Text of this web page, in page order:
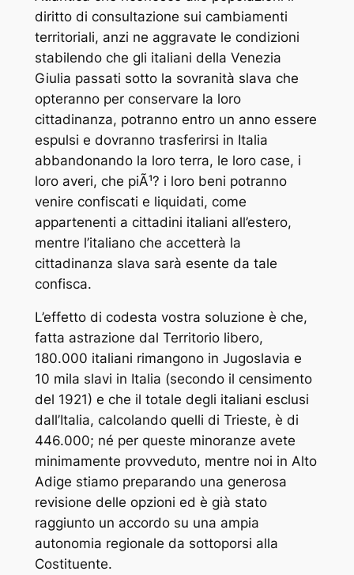
diritto di consultazione sui cambiamenti
territoriali, anzi ne aggravate le condizioni
stabilendo che gli italiani della Venezia
Giulia passati sotto la sovranità slava che
opteranno per conservare la loro
cittadinanza, potranno entro un anno essere
espulsi e dovranno trasferirsi in Italia
abbandonando la loro terra, le loro case, i
loro averi, che piÃ¹? i loro beni potranno
venire confiscati e liquidati, come
appartenenti a cittadini italiani all’estero,
mentre l’italiano che accetterà la
cittadinanza slava sarà esente da tale
confisca.
L’effetto di codesta vostra soluzione è che,
fatta astrazione dal Territorio libero,
180.000 italiani rimangono in Jugoslavia e
10 mila slavi in Italia (secondo il censimento
del 1921) e che il totale degli italiani esclusi
dall’Italia, calcolando quelli di Trieste, è di
446.000; né per queste minoranze avete
minimamente provveduto, mentre noi in Alto
Adige stiamo preparando una generosa
revisione delle opzioni ed è già stato
raggiunto un accordo su una ampia
autonomia regionale da sottoporsi alla
Costituente.